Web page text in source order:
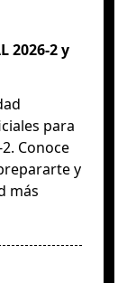
2026-2 y
para
Conoce
y
más